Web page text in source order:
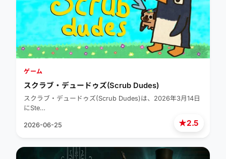
★2.5
ゲーム
スクラブ・デュードゥズ(Scrub Dudes)
スクラブ・デュードゥズ(Scrub Dudes)は、2026年3月14日
にSte…
2026-06-25